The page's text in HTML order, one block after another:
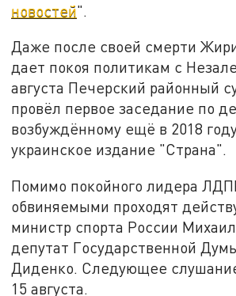
новостей".
Даже после своей смерти
дает покоя политикам с
августа Печерский районный
провёл первое заседание по
возбуждённому ещё в 2018
украинское издание "Страна".
Помимо покойного лидера
обвиняемыми проходят
министр спорта России
депутат Государственной
Диденко. Следующее
15 августа.